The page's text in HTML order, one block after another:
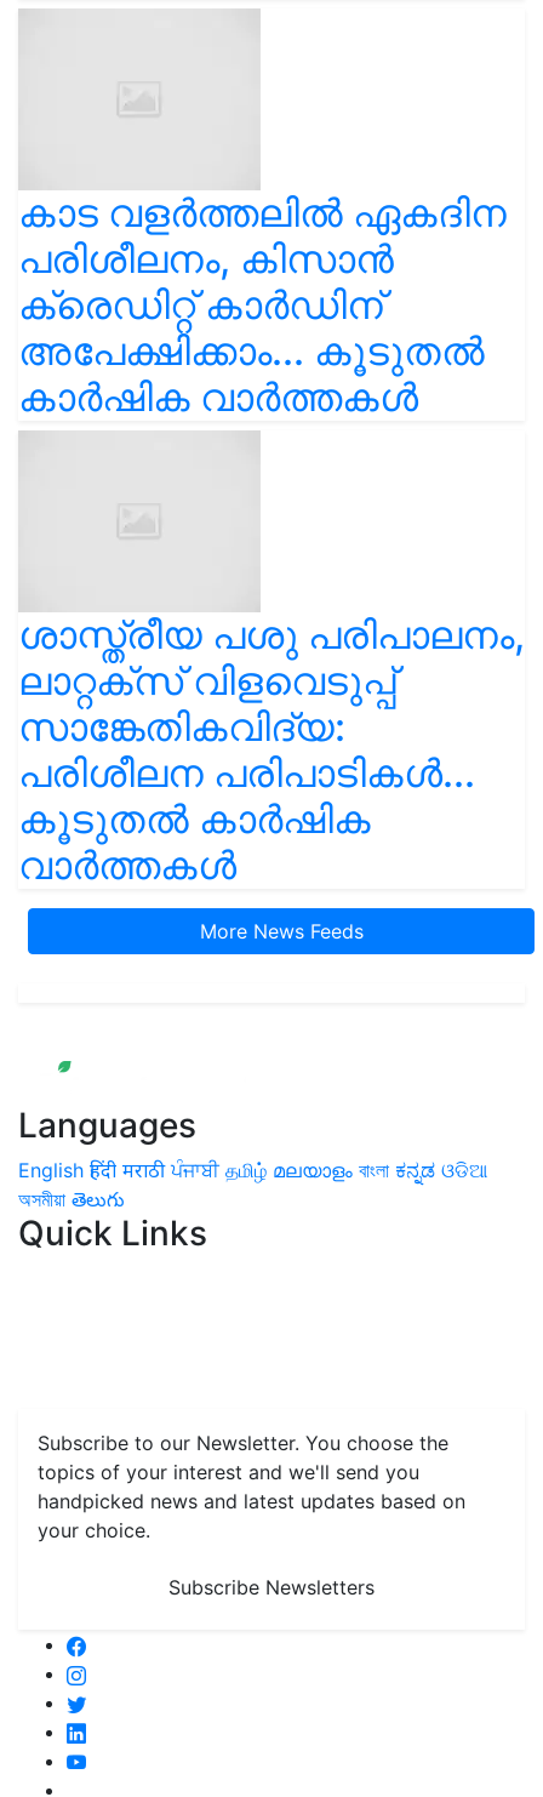
കാട വളര്‍ത്തലിൽ ഏകദിന
പരിശീലനം, കിസാൻ
ക്രെഡിറ്റ് കാർഡിന്
അപേക്ഷിക്കാം... കൂടുതൽ
കാർഷിക വാർത്തകൾ
ശാസ്ത്രീയ പശു പരിപാലനം,
ലാറ്റക്സ് വിളവെടുപ്പ്
സാങ്കേതികവിദ്യ:
പരിശീലന പരിപാടികൾ...
കൂടുതൽ കാർഷിക
വാർത്തകൾ
More News Feeds
Languages
English हिंदी मराठी ਪੰਜਾਬੀ தமிழ் മലയാളം বাংলা ಕನ್ನಡ ଓଡିଆ
অসমীয়া తెలుగు
Quick Links
Subscribe to our Newsletter. You choose the
topics of your interest and we'll send you
handpicked news and latest updates based on
your choice.
Subscribe Newsletters